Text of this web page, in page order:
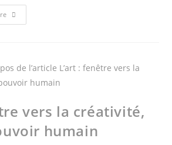
vers la créativité,
humain